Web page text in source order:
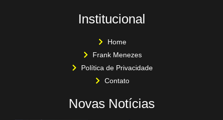
Institucional
Home
Frank Menezes
Política de Privacidade
Contato
Novas Notícias